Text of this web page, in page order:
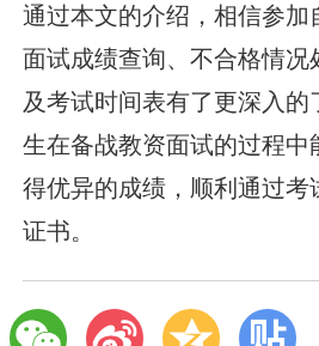
通过本文的介绍，相信参加
面试成绩查询、不合格情况
及考试时间表有了更深入
生在备战教资面试的过程中
得优异的成绩，顺利通过考
证书。